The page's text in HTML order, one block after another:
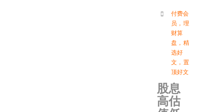
付费会
员 ， 理
财算
盘 ， 精
选好
文 ， 置
顶好文
股息
高估